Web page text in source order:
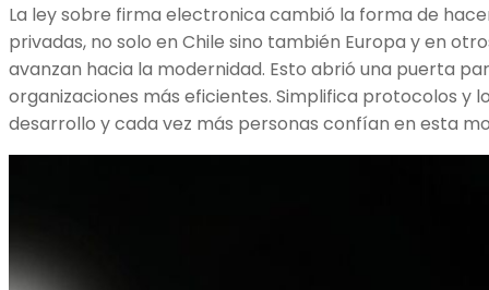
La ley sobre firma electronica cambió la forma de
privadas, no solo en Chile sino también Europa y en
avanzan hacia la modernidad. Esto abrió una puerta
organizaciones más eficientes. Simplifica protocolos y
desarrollo y cada vez más personas confían en esta